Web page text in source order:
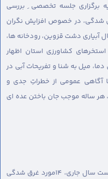
برگزاری جلسه تخصصی ِ بررسی
شدگی، در خصوص افزایش نگران
آبیاری دشت قزوین، رودخانه ها،
کشاورزی استان اظهار
میل به شنا و تفریحات آبی در
آگاهی عمومی از خطراتِ جدی و
هر ساله موجب جان باختن عده ای
مهدیخانی ادامه داد: در ۲ ماهه نخست سال جاری، ۱۴مورد غرق شدگی